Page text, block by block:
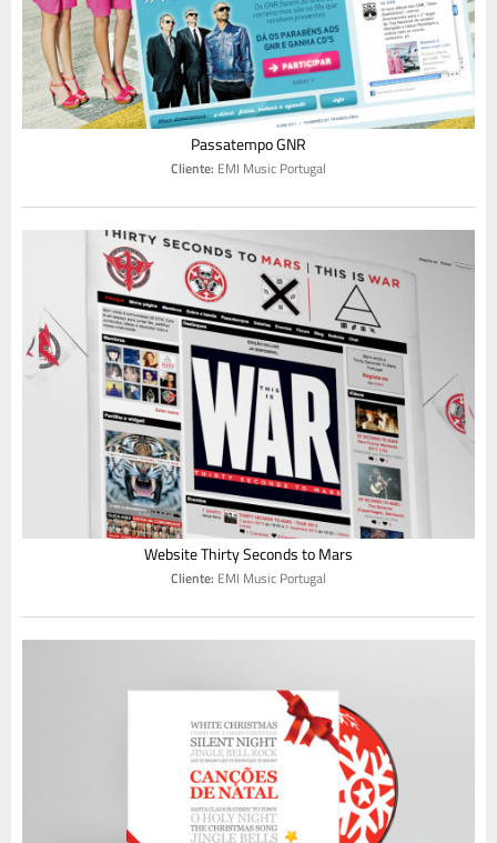
Passatempo GNR
Cliente: EMI Music Portugal
Website Thirty Seconds to Mars
Cliente: EMI Music Portugal